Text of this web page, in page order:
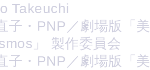
Takeuchi
子・PNP／劇場版「
」 製作委員会
子・PNP／劇場版「